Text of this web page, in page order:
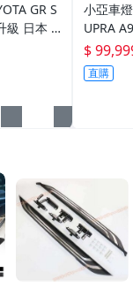
GR S
級 日本 K
小亞車
UPRA
級訂製
$
直購